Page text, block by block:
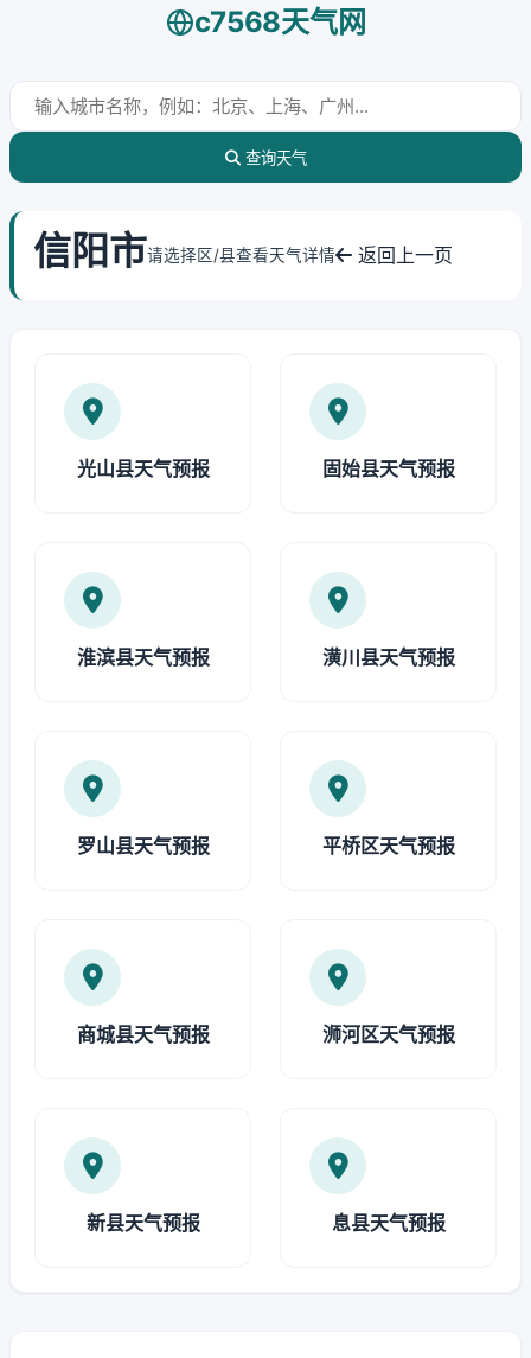
c7568天气网
查询天气
信阳市请选择区/县查看天气详情 返回上一页
光山县天气预报 固始县天气预报
淮滨县天气预报 潢川县天气预报
罗山县天气预报 平桥区天气预报
商城县天气预报 浉河区天气预报
新县天气预报 息县天气预报